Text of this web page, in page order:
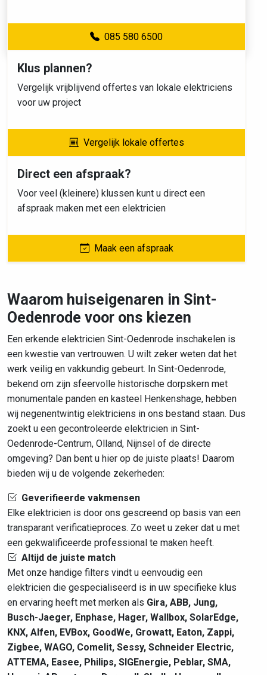
085 580 6500
Klus plannen?
Vergelijk vrijblijvend offertes van lokale elektriciens
voor uw project
Vergelijk lokale offertes
Direct een afspraak?
Voor veel (kleinere) klussen kunt u direct een
afspraak maken met een elektricien
Maak een afspraak
Waarom huiseigenaren in Sint-
Oedenrode voor ons kiezen
Een erkende elektricien Sint-Oedenrode inschakelen is
een kwestie van vertrouwen. U wilt zeker weten dat het
werk veilig en vakkundig gebeurt. In Sint-Oedenrode,
bekend om zijn sfeervolle historische dorpskern met
monumentale panden en kasteel Henkenshage, hebben
wij negenentwintig elektriciens in ons bestand staan. Dus
zoekt u een gecontroleerde elektricien in Sint-
Oedenrode-Centrum, Olland, Nijnsel of de directe
omgeving? Dan bent u hier op de juiste plaats! Daarom
bieden wij u de volgende zekerheden:
Geverifieerde vakmensen
Elke elektricien is door ons gescreend op basis van een
transparant verificatieproces. Zo weet u zeker dat u met
een gekwalificeerde professional te maken heeft.
Altijd de juiste match
Met onze handige filters vindt u eenvoudig een
elektricien die gespecialiseerd is in uw specifieke klus
en ervaring heeft met merken als Gira, ABB, Jung,
Busch-Jaeger, Enphase, Hager, Wallbox, SolarEdge,
KNX, Alfen, EVBox, GoodWe, Growatt, Eaton, Zappi,
Zigbee, WAGO, Comelit, Sessy, Schneider Electric,
ATTEMA, Easee, Philips, SIGEnergie, Peblar, SMA,